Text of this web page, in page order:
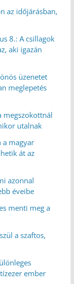
az időjárásban,
8.: A csillagok
aki igazán
üzenetet
meglepetés
megszokottnál
utalnak
a magyar
át az
azonnal
éveibe
menti meg a
a szaftos,
ember